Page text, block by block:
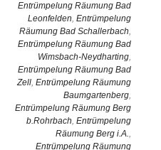
Entrümpelung Räumung Bad
Leonfelden, Entrümpelung
Räumung Bad Schallerbach,
Entrümpelung Räumung Bad
Wimsbach-Neydharting,
Entrümpelung Räumung Bad
Zell, Entrümpelung Räumung
Baumgartenberg,
Entrümpelung Räumung Berg
b.Rohrbach, Entrümpelung
Räumung Berg i.A.,
Entrümpelung Räumung